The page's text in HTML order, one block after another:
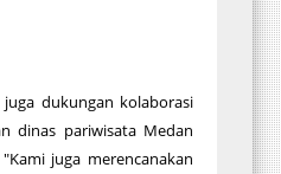
dukungan kolaborasi
dinas pariwisata Medan
juga merencanakan